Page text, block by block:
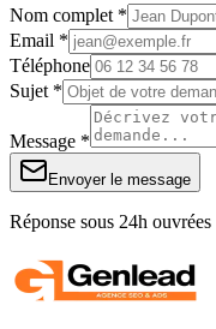
Nom complet *
Email *
Téléphone
Sujet *
Message *
Envoyer le message
Réponse sous 24h